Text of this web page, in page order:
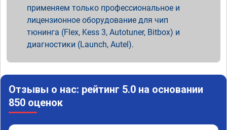
применяем только профессиональное и
лицензионное оборудование для чип
тюнинга (Flex, Kess 3, Autotuner, Bitbox) и
диагностики (Launch, Autel).
Отзывы о нас: рейтинг 5.0 на основании
850 оценок